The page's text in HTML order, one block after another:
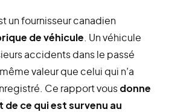
un fournisseur canadien
de véhicule . Un véhicule
accidents dans le passé
valeur que celui qui n’a
Ce rapport vousdonne
ce qui est survenu au